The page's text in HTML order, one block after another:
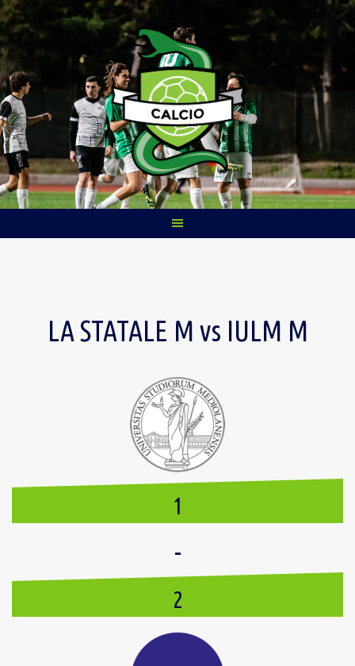
Skip
to
content
LA STATALE M vs IULM M
1
-
2